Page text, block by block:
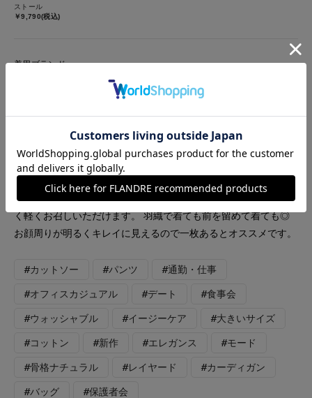
ストール
￥9,790(税込)
着用ブランド
DAY by DAY It's international
【着用サイズ】カーディガン：フリー カットソー：フリー パ
ンツ：フリー 「ジャケット見えでキレイめスタイル」 カーディ
ガン仕様ですがジャケット見え。ドライなタッチで真夏でも涼し
く軽くお召しいただけます。 羽織で着ても前を留めて着ても◎
お顔周りが明るくキレイに見えるので一枚あるとオススメです。
#カットソー #パンツ #通勤・仕事
#オフィスカジュアル #デート #食事会
#ウォッシャブル #イージーケア #大きいサイズ
#コットン #新作 #エレガンス #モード
#骨格ナチュラル #レイヤード #カーディガン
#バッグ #保護者会